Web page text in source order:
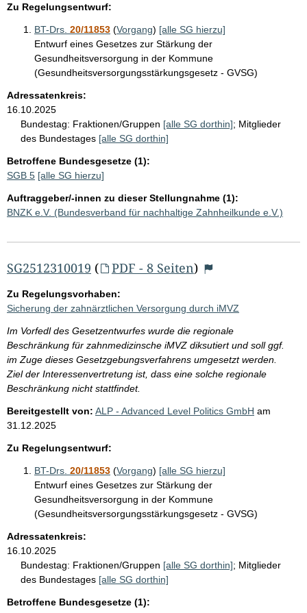
Zu Regelungsentwurf:
BT-Drs. 20/11853 (Vorgang) [alle SG hierzu]
Entwurf eines Gesetzes zur Stärkung der
Gesundheitsversorgung in der Kommune
(Gesundheitsversorgungsstärkungsgesetz - GVSG)
Adressatenkreis:
16.10.2025
Bundestag: Fraktionen/Gruppen [alle SG dorthin]; Mitglieder
des Bundestages [alle SG dorthin]
Betroffene Bundesgesetze (1):
SGB 5 [alle SG hierzu]
Auftraggeber/-innen zu dieser Stellungnahme (1):
BNZK e.V. (Bundesverband für nachhaltige Zahnheilkunde e.V.)
SG2512310019 ( PDF - 8 Seiten)
Zu Regelungsvorhaben:
Sicherung der zahnärztlichen Versorgung durch iMVZ
Im Vorfedl des Gesetzentwurfes wurde die regionale
Beschränkung für zahnmedizinsche iMVZ diksutiert und soll ggf.
im Zuge dieses Gesetzgebungsverfahrens umgesetzt werden.
Ziel der Interessenvertretung ist, dass eine solche regionale
Beschränkung nicht stattfindet.
Bereitgestellt von: ALP - Advanced Level Politics GmbH am
31.12.2025
Zu Regelungsentwurf:
BT-Drs. 20/11853 (Vorgang) [alle SG hierzu]
Entwurf eines Gesetzes zur Stärkung der
Gesundheitsversorgung in der Kommune
(Gesundheitsversorgungsstärkungsgesetz - GVSG)
Adressatenkreis:
16.10.2025
Bundestag: Fraktionen/Gruppen [alle SG dorthin]; Mitglieder
des Bundestages [alle SG dorthin]
Betroffene Bundesgesetze (1):